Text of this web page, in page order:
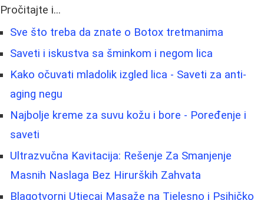
Pročitajte i...
Sve što treba da znate o Botox tretmanima
Saveti i iskustva sa šminkom i negom lica
Kako očuvati mladolik izgled lica - Saveti za anti-
aging negu
Najbolje kreme za suvu kožu i bore - Poređenje i
saveti
Ultrazvučna Kavitacija: Rešenje Za Smanjenje
Masnih Naslaga Bez Hirurških Zahvata
Blagotvorni Utjecaj Masaže na Tjelesno i Psihičko